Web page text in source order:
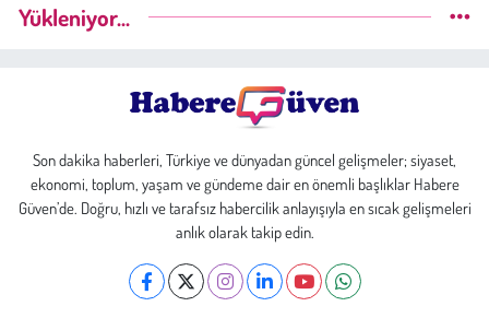
Yükleniyor...
Son dakika haberleri, Türkiye ve dünyadan güncel gelişmeler; siyaset,
ekonomi, toplum, yaşam ve gündeme dair en önemli başlıklar Habere
Güven’de. Doğru, hızlı ve tarafsız habercilik anlayışıyla en sıcak gelişmeleri
anlık olarak takip edin.